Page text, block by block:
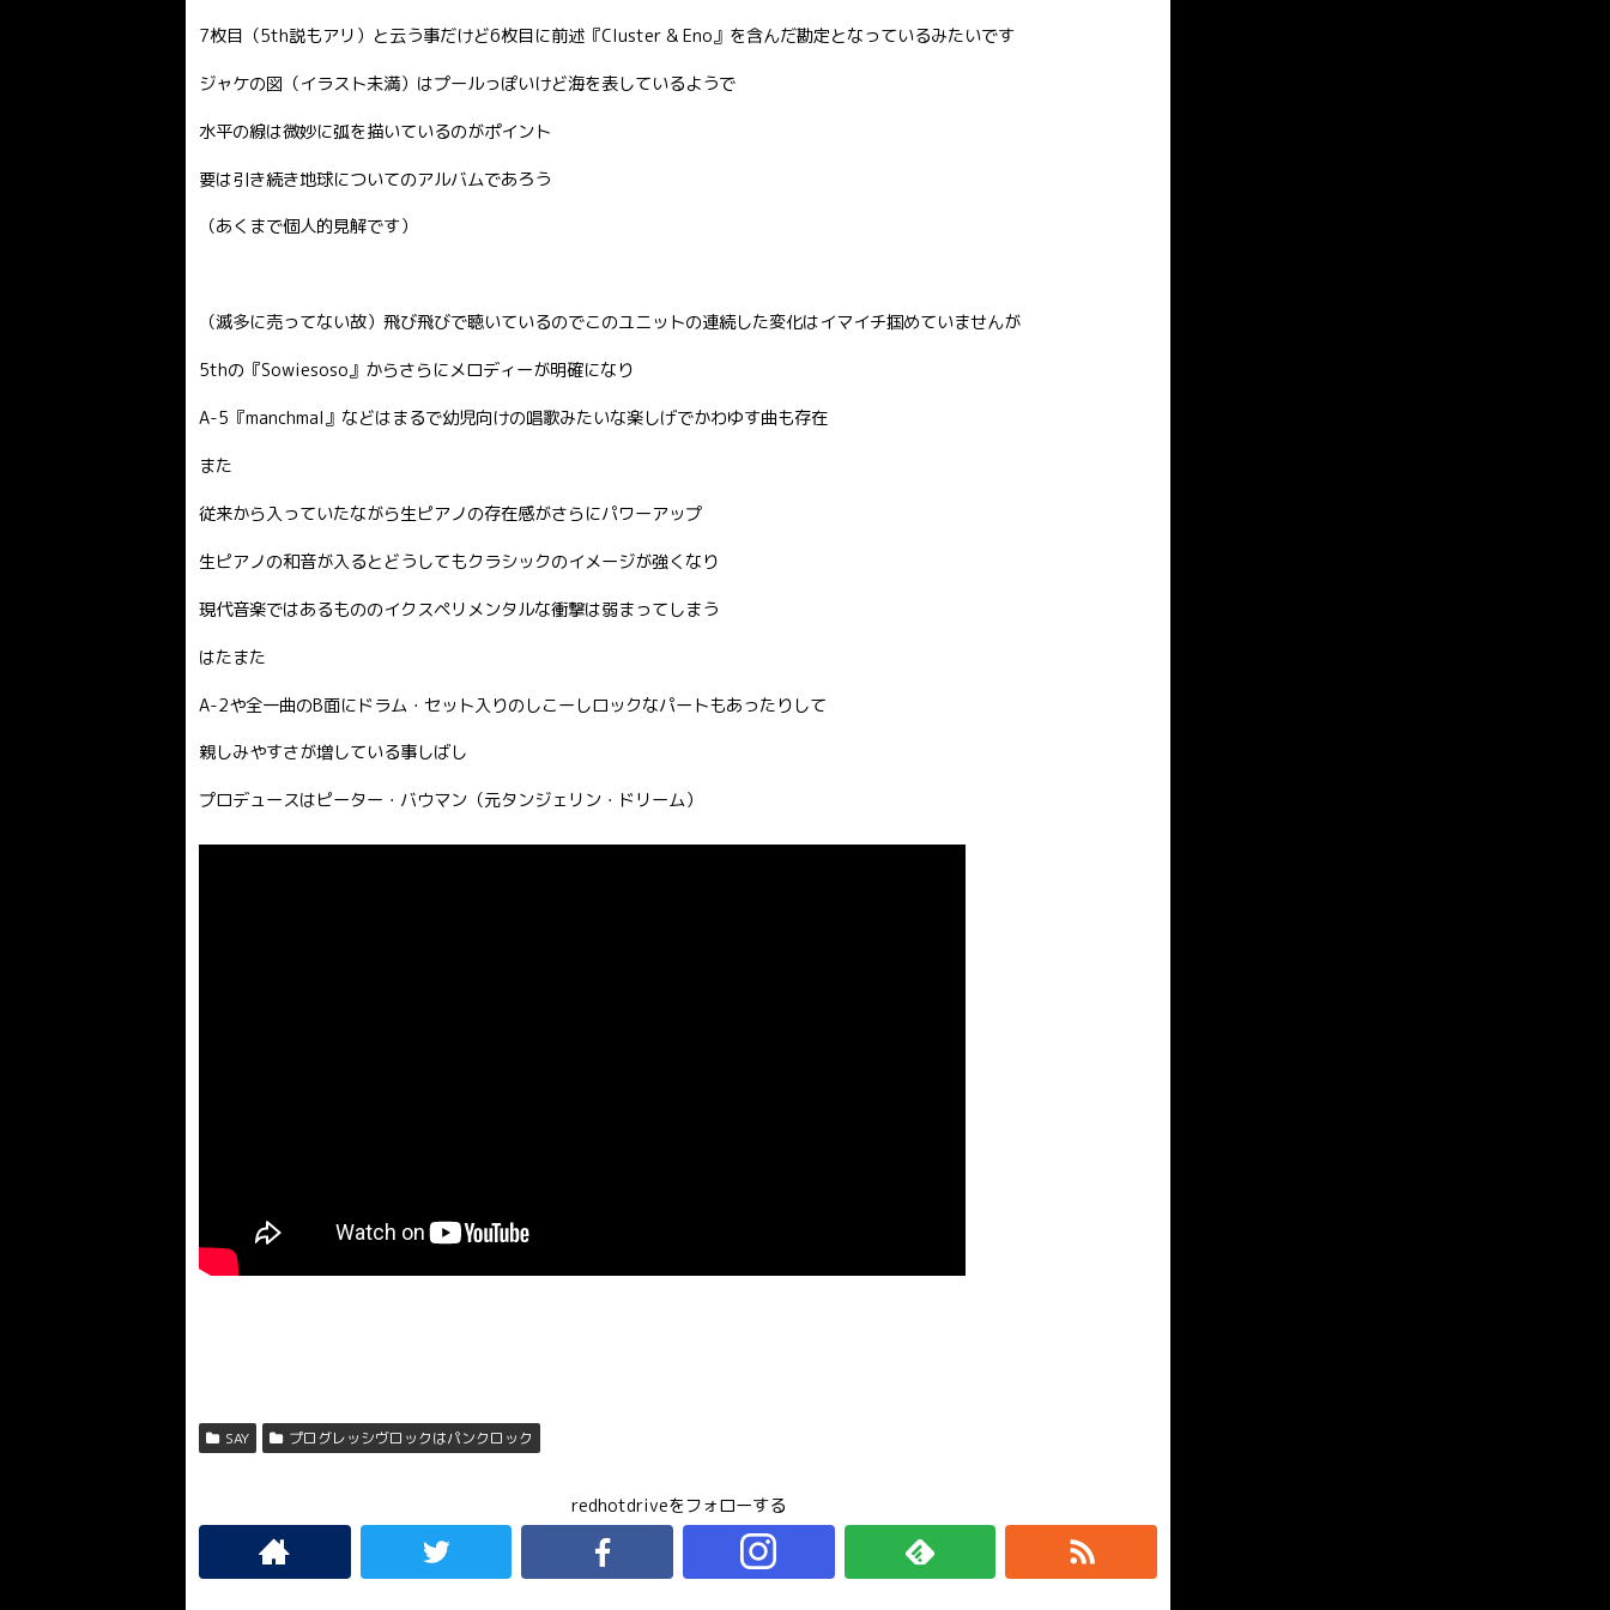
7枚目（5th説もアリ）と云う事だけど6枚目に前述『Cluster & Eno』を含んだ勘定となっているみたいです
ジャケの図（イラスト未満）はプールっぽいけど海を表しているようで
水平の線は微妙に弧を描いているのがポイント
要は引き続き地球についてのアルバムであろう
（あくまで個人的見解です）
（滅多に売ってない故）飛び飛びで聴いているのでこのユニットの連続した変化はイマイチ掴めていませんが
5thの『Sowiesoso』からさらにメロディーが明確になり
A-5『manchmal』などはまるで幼児向けの唱歌みたいな楽しげでかわゆす曲も存在
また
従来から入っていたながら生ピアノの存在感がさらにパワーアップ
生ピアノの和音が入るとどうしてもクラシックのイメージが強くなり
現代音楽ではあるもののイクスペリメンタルな衝撃は弱まってしまう
はたまた
A-2や全一曲のB面にドラム・セット入りのしこーしロックなパートもあったりして
親しみやすさが増している事しばし
プロデュースはピーター・バウマン（元タンジェリン・ドリーム）
SAY プログレッシヴロックはパンクロック
redhotdriveをフォローする